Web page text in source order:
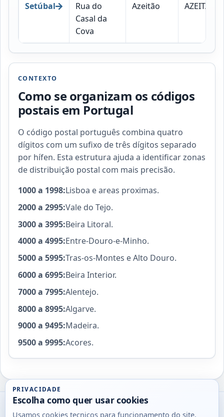
Setúbal
Rua do
Casal da
Cova
Azeitão AZEITÃO
CONTEXTO
Como se organizam os códigos
postais em Portugal
O código postal português combina quatro
dígitos com um sufixo de três dígitos separado
por hífen. Esta estrutura ajuda a identificar zonas
de distribuição postal com mais precisão.
1000 a 1998:Lisboa e areas proximas.
2000 a 2995:Vale do Tejo.
3000 a 3995:Beira Litoral.
4000 a 4995:Entre-Douro-e-Minho.
5000 a 5995:Tras-os-Montes e Alto Douro.
6000 a 6995:Beira Interior.
7000 a 7995:Alentejo.
8000 a 8995:Algarve.
9000 a 9495:Madeira.
9500 a 9995:Acores.
Utils
PRIVACIDADE
Escolha como quer usar cookies
Usamos cookies tecnicos para funcionamento do site.